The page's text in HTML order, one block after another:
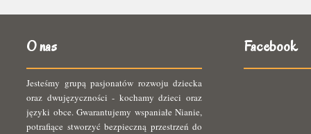
O nas
Jesteśmy grupą pasjonatów rozwoju dziecka
oraz dwujęzyczności - kochamy dzieci oraz
języki obce. Gwarantujemy wspaniałe Nianie,
potrafiące stworzyć bezpieczną przestrzeń do
Facebook